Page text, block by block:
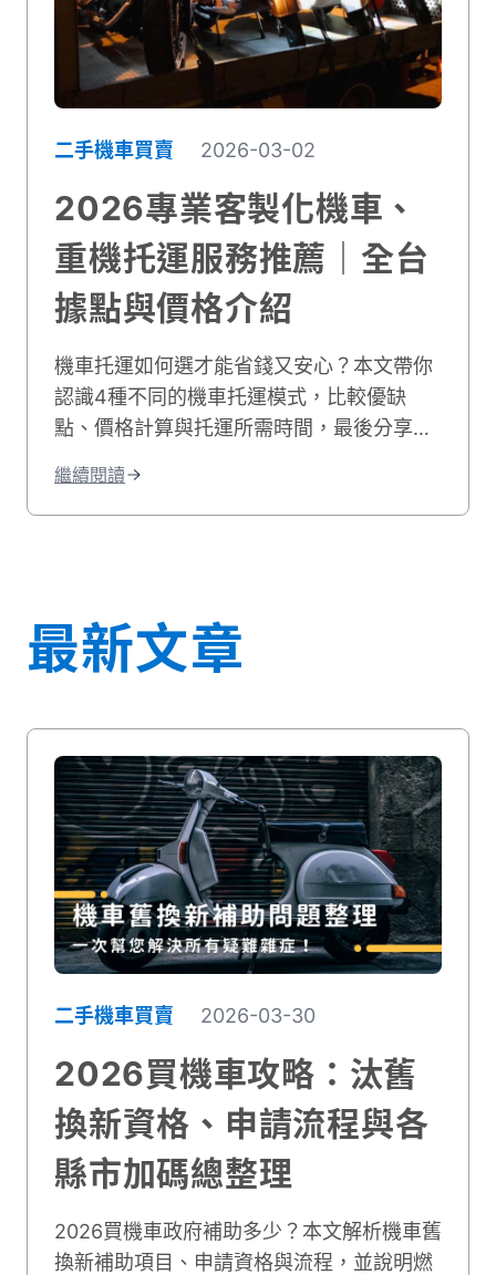
二手機車買賣 2026-03-02
2026專業客製化機車、
重機托運服務推薦｜全台
據點與價格介紹
機車托運如何選才能省錢又安心？本文帶你
認識4種不同的機車托運模式，比較優缺
點、價格計算與托運所需時間，最後分享台
或重機，都能提供專業、安心且價格合理的
服務。
繼續閱讀
最新文章
二手機車買賣 2026-03-30
2026買機車攻略：汰舊
換新資格、申請流程與各
縣市加碼總整理
2026買機車政府補助多少？本文解析機車舊
換新補助項目、申請資格與流程，並說明燃